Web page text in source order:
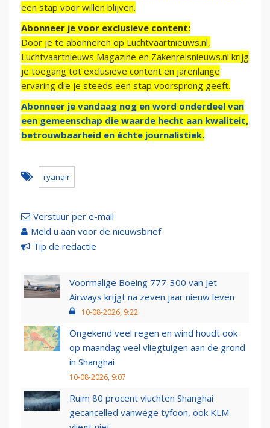
een stap voor willen blijven.
Abonneer je voor exclusieve content:
Door je te abonneren op Luchtvaartnieuws.nl,
Luchtvaartnieuws Magazine en Zakenreisnieuws.nl krijg
je toegang tot exclusieve content en jarenlange
ervaring die je steeds een stap voorsprong geeft.
Abonneer je vandaag nog en word onderdeel van
een gemeenschap die waarde hecht aan kwaliteit,
betrouwbaarheid en échte journalistiek.
ryanair
Verstuur per e-mail
Meld u aan voor de nieuwsbrief
Tip de redactie
Voormalige Boeing 777-300 van Jet
Airways krijgt na zeven jaar nieuw leven
10-08-2026, 9:22
Ongekend veel regen en wind houdt ook
op maandag veel vliegtuigen aan de grond
in Shanghai
10-08-2026, 9:07
Ruim 80 procent vluchten Shanghai
gecancelled vanwege tyfoon, ook KLM